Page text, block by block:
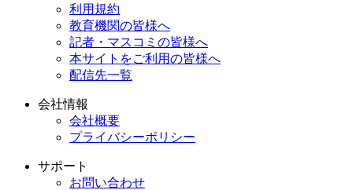
利用規約
教育機関の皆様へ
記者・マスコミの皆様へ
本サイトをご利用の皆様へ
配信先一覧
会社情報
会社概要
プライバシーポリシー
サポート
お問い合わせ